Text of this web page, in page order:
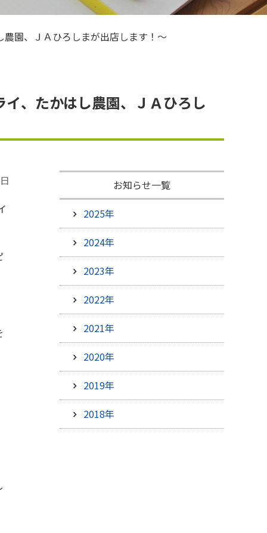
ひろしま米はひろしま愛プロジェクト
園、ＪＡひろしまが出店します！～
、たかはし農園、ＪＡひろし
お知らせ一覧
2025年
2024年
2023年
2022年
2021年
2020年
2019年
2018年